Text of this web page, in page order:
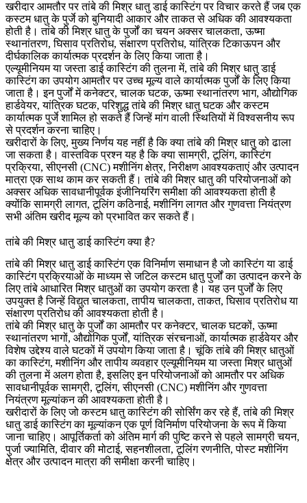
खरीदार आमतौर परतांबे की मिश्र धातु डाई कास्टिंगपर विचार करते हैं जब एक
कस्टम धातु के पुर्जे को बुनियादी आकार और ताकत से अधिक की आवश्यकता
होती है। तांबे की मिश्र धातु के पुर्जों का चयन अक्सर चालकता, ऊष्मा
स्थानांतरण, घिसाव प्रतिरोध, संक्षारण प्रतिरोध, यांत्रिक टिकाऊपन और
दीर्घकालिक कार्यात्मक प्रदर्शन के लिए किया जाता है।
एल्यूमीनियम या जस्ता डाई कास्टिंग की तुलना में, तांबे की मिश्र धातु डाई
कास्टिंग का उपयोग आमतौर पर उच्च मूल्य वाले कार्यात्मक पुर्जों के लिए किया
जाता है। इन पुर्जों में कनेक्टर, चालक घटक, ऊष्मा स्थानांतरण भाग, औद्योगिक
हार्डवेयर, यांत्रिक घटक, परिशुद्ध तांबे की मिश्र धातु घटक और कस्टम
कार्यात्मक पुर्जे शामिल हो सकते हैं जिन्हें मांग वाली स्थितियों में विश्वसनीय रूप
से प्रदर्शन करना चाहिए।
खरीदारों के लिए, मुख्य निर्णय यह नहीं है कि क्या तांबे की मिश्र धातु को ढाला
जा सकता है। वास्तविक प्रश्न यह है कि क्या सामग्री, टूलिंग, कास्टिंग
प्रक्रिया, सीएनसी (CNC) मशीनिंग क्षेत्र, निरीक्षण आवश्यकताएं और उत्पादन
मात्रा एक साथ काम कर सकती हैं। तांबे की मिश्र धातु की परियोजनाओं को
अक्सर अधिक सावधानीपूर्वक इंजीनियरिंग समीक्षा की आवश्यकता होती है
क्योंकि सामग्री लागत, टूलिंग कठिनाई, मशीनिंग लागत और गुणवत्ता नियंत्रण
सभी अंतिम खरीद मूल्य को प्रभावित कर सकते हैं।
तांबे की मिश्र धातु डाई कास्टिंग क्या है?
तांबे की मिश्र धातु डाई कास्टिंग एक विनिर्माण समाधान है जो कास्टिंग या डाई
कास्टिंग प्रक्रियाओं के माध्यम से जटिल कस्टम धातु पुर्जों का उत्पादन करने के
लिए तांबे आधारित मिश्र धातुओं का उपयोग करता है। यह उन पुर्जों के लिए
उपयुक्त है जिन्हें विद्युत चालकता, तापीय चालकता, ताकत, घिसाव प्रतिरोध या
संक्षारण प्रतिरोध की आवश्यकता होती है।
तांबे की मिश्र धातु के पुर्जों का आमतौर पर कनेक्टर, चालक घटकों, ऊष्मा
स्थानांतरण भागों, औद्योगिक पुर्जों, यांत्रिक संरचनाओं, कार्यात्मक हार्डवेयर और
विशेष उद्देश्य वाले घटकों में उपयोग किया जाता है। चूंकि तांबे की मिश्र धातुओं
का कास्टिंग, मशीनिंग और तापीय व्यवहार एल्यूमीनियम या जस्ता मिश्र धातुओं
की तुलना में अलग होता है, इसलिए इन परियोजनाओं को आमतौर पर अधिक
सावधानीपूर्वक सामग्री, टूलिंग, सीएनसी (CNC) मशीनिंग और गुणवत्ता
नियंत्रण मूल्यांकन की आवश्यकता होती है।
खरीदारों के लिए जोकस्टम धातु कास्टिंगकी सोर्सिंग कर रहे हैं, तांबे की मिश्र
धातु डाई कास्टिंग का मूल्यांकन एक पूर्ण विनिर्माण परियोजना के रूप में किया
जाना चाहिए। आपूर्तिकर्ता को अंतिम मार्ग की पुष्टि करने से पहले सामग्री चयन,
पुर्जा ज्यामिति, दीवार की मोटाई, सहनशीलता, टूलिंग रणनीति, पोस्ट मशीनिंग
क्षेत्र और उत्पादन मात्रा की समीक्षा करनी चाहिए।